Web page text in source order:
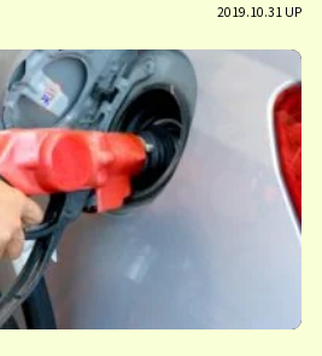
2019.10.31 UP